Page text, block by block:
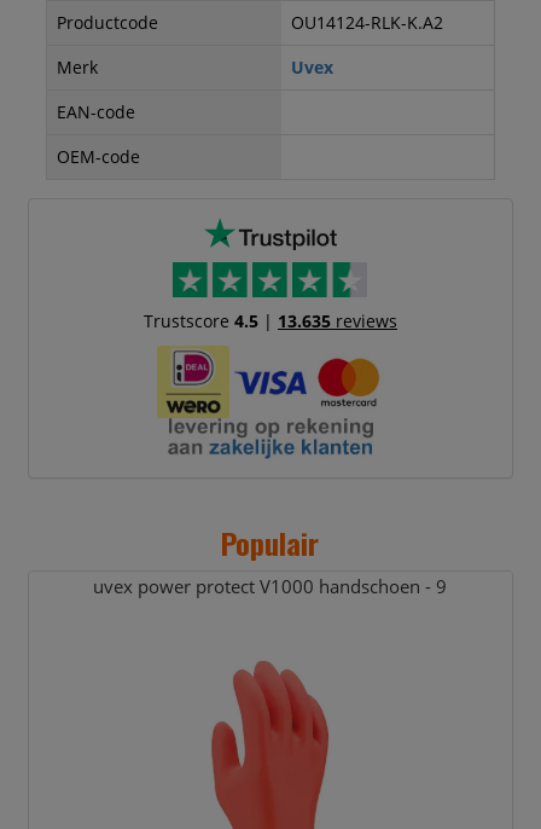
Productcode
OU14124-RLK-K.A2
Merk
Uvex
EAN-code
OEM-code
Trustscore 4.5| 13.635reviews
Populair
uvex power protect V1000 handschoen - 9